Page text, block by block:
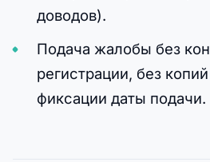
доводов).
Подача жалобы без
регистрации, без
фиксации даты подачи.